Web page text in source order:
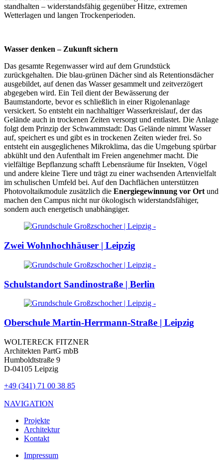
standhalten – widerstandsfähig gegenüber Hitze, extremen
Wetterlagen und langen Trockenperioden.
Wasser denken – Zukunft sichern
Das gesamte Regenwasser wird auf dem Grundstück
zurückgehalten. Die blau-grünen Dächer sind als Retentionsdächer
ausgebildet, auf denen das Wasser gesammelt und zeitverzögert
abgegeben wird. Ein Teil dient der Bewässerung der
Baumstandorte, bevor es schließlich in einer Rigolenanlage
versickert. So entsteht ein nachhaltiger Wasserkreislauf, der das
Gelände auch in trockenen Zeiten versorgt und entlastet. Die Anlage
folgt dem Prinzip der Schwammstadt: Das Gelände nimmt Wasser
auf, speichert es und gibt es in trockenen Zeiten wieder frei. So
entsteht ein ausgeglichenes Mikroklima, das die Umgebung spürbar
abkühlt und den Aufenthalt im Freien angenehmer macht. Die
vielfältige Bepflanzung schafft Lebensräume für Insekten, Vögel
und andere kleine Tiere und trägt zu einer wachsenden Artenvielfalt
im schulischen Umfeld bei. Auf den Dachflächen unterstützen
Photovoltaikmodule zusätzlich die Energiegewinnung vor Ortund
machen den Campus nicht nur ökologisch widerstandsfähiger,
sondern auch energetisch unabhängiger.
Zwei Wohnhochhäuser | Leipzig
Schulstandort Sandinostraße | Berlin
Oberschule Martin-Herrmann-Straße | Leipzig
WOLTERECK FITZNER
Architekten PartG mbB
Humboldtstraße 9
D-04105 Leipzig
+49 (341) 71 00 38 85
NAVIGATION
Projekte
Architektur
Kontakt
Impressum